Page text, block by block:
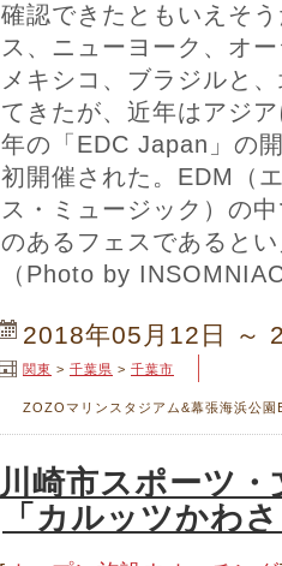
確認できたともいえそ
ス、ニューヨーク、オ
メキシコ、ブラジルと
てきたが、近年はアジ
年の「EDC Japan」の
初開催された。EDM（
ス・ミュージック）の
のあるフェスであると
（Photo by
2018年05月12日 ～
関東 > 千葉県 > 千葉市
ZOZOマリンスタジアム&幕張海浜公園
川崎市スポーツ
「カルッツかわ